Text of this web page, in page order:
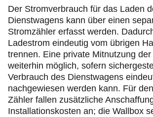
Der Stromverbrauch für das Laden
Dienstwagens kann über einen
Stromzähler erfasst werden.
Ladestrom eindeutig vom übrigen
trennen. Eine private Mitnutzung
weiterhin möglich, sofern
Verbrauch des Dienstwagens
nachgewiesen werden kann. Für
Zähler fallen zusätzliche
Installationskosten an; die Wallbox